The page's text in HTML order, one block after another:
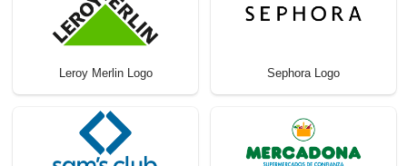
Leroy Merlin Logo Sephora Logo